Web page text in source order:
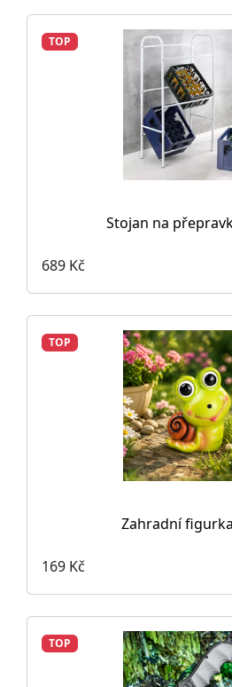
TOP
Stojan na
689 Kč
TOP
Zahradní
169 Kč
TOP